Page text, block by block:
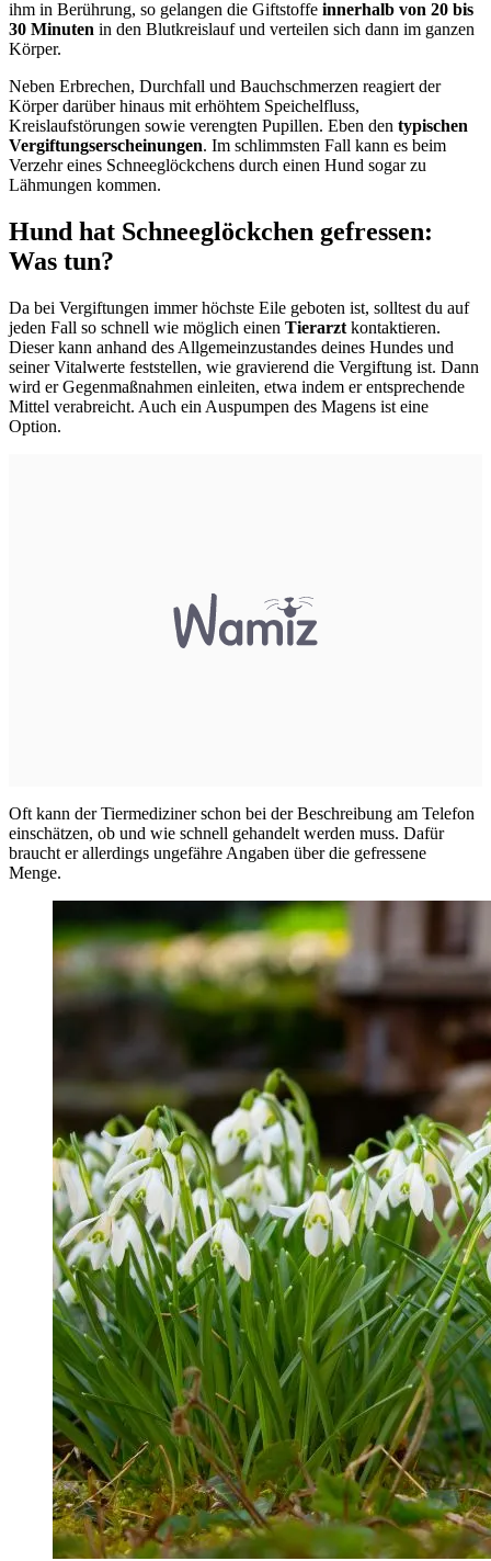
ihm in Berührung, so gelangen die Giftstoffe innerhalb von 20 bis
30 Minuten in den Blutkreislauf und verteilen sich dann im ganzen
Körper.
Neben Erbrechen, Durchfall und Bauchschmerzen reagiert der
Körper darüber hinaus mit erhöhtem Speichelfluss,
Kreislaufstörungen sowie verengten Pupillen. Eben den typischen
Vergiftungserscheinungen. Im schlimmsten Fall kann es beim
Verzehr eines Schneeglöckchens durch einen Hund sogar zu
Lähmungen kommen.
Hund hat Schneeglöckchen gefressen:
Was tun?
Da bei Vergiftungen immer höchste Eile geboten ist, solltest du auf
jeden Fall so schnell wie möglich einen Tierarzt kontaktieren.
Dieser kann anhand des Allgemeinzustandes deines Hundes und
seiner Vitalwerte feststellen, wie gravierend die Vergiftung ist. Dann
wird er Gegenmaßnahmen einleiten, etwa indem er entsprechende
Mittel verabreicht. Auch ein Auspumpen des Magens ist eine
Option.
Oft kann der Tiermediziner schon bei der Beschreibung am Telefon
einschätzen, ob und wie schnell gehandelt werden muss. Dafür
braucht er allerdings ungefähre Angaben über die gefressene
Menge.